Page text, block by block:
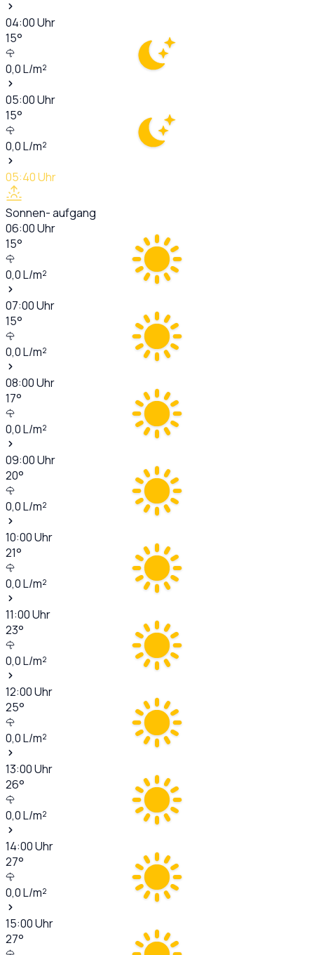
04:00Uhr
15°
0,0L/m²
05:00Uhr
15°
0,0L/m²
05:40Uhr
Sonnen- aufgang
06:00Uhr
15°
0,0L/m²
07:00Uhr
15°
0,0L/m²
08:00Uhr
17°
0,0L/m²
09:00Uhr
20°
0,0L/m²
10:00Uhr
21°
0,0L/m²
11:00Uhr
23°
0,0L/m²
12:00Uhr
25°
0,0L/m²
13:00Uhr
26°
0,0L/m²
14:00Uhr
27°
0,0L/m²
15:00Uhr
27°